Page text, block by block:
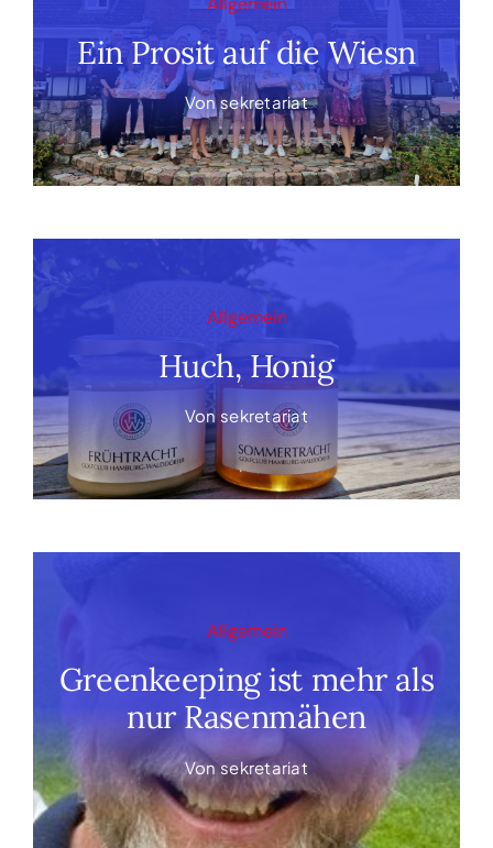
Ein Prosit auf die Wiesn
Vonsekretariat
Allgemein
Huch, Honig
Vonsekretariat
Allgemein
Greenkeeping ist mehr als
nur Rasenmähen
Vonsekretariat